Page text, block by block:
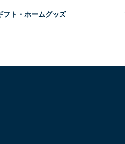
フト・ホームグッズ